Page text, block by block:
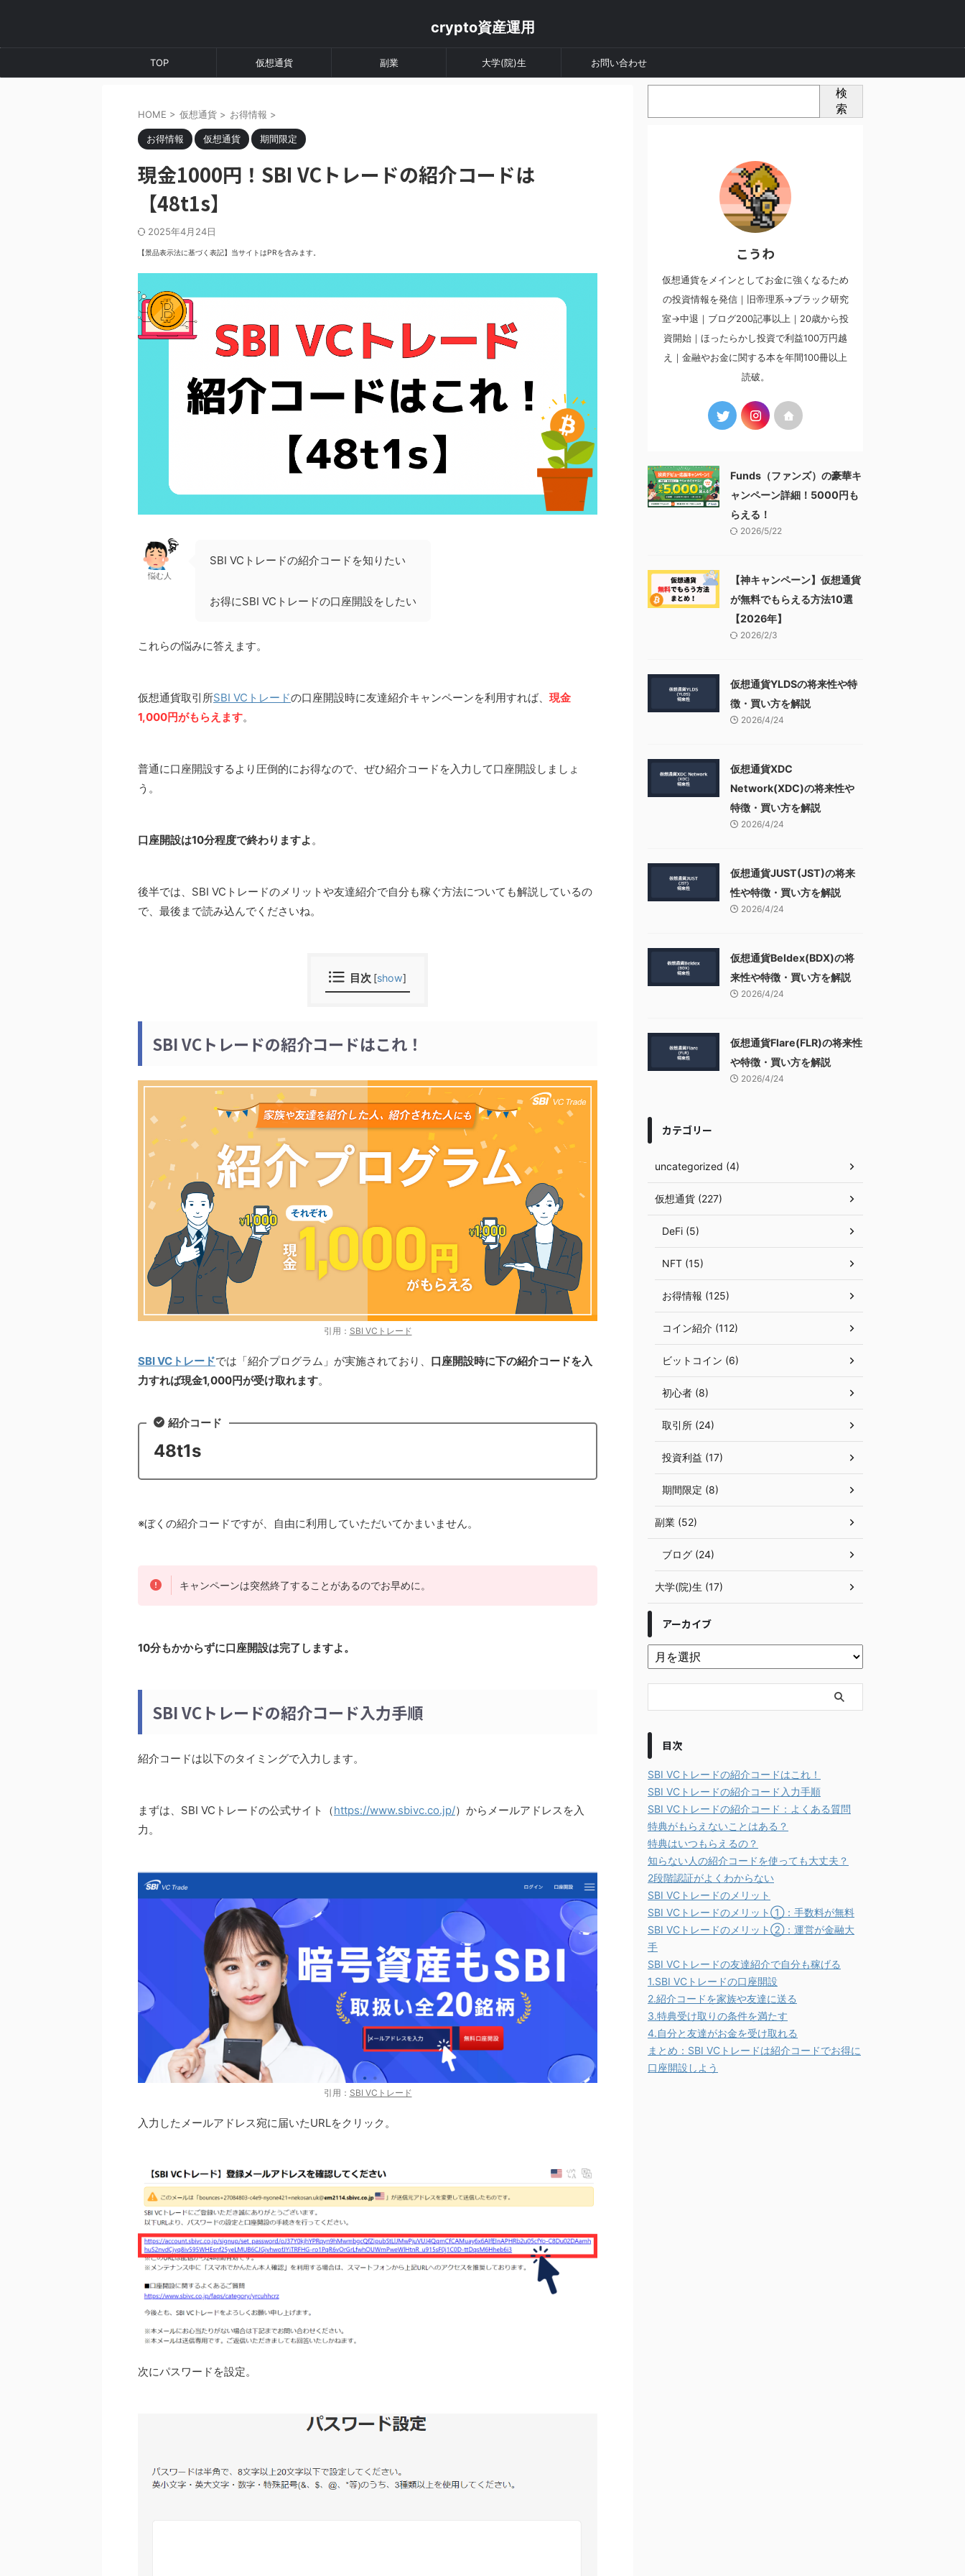
crypto資産運用
TOP 仮想通貨 副業 大学(院)生 お問い合わせ
HOME > 仮想通貨 > お得情報 >
お得情報 仮想通貨 期間限定
現金1000円！SBI VCトレードの紹介コードは
【48t1s】
2025年4月24日
【景品表示法に基づく表記】当サイトはPRを含みます。
悩む人
SBI VCトレードの紹介コードを知りたい
お得にSBI VCトレードの口座開設をしたい
これらの悩みに答えます。
仮想通貨取引所SBI VCトレードの口座開設時に友達紹介キャンペーンを利用すれば、 現金
1,000円がもらえます。
普通に口座開設するより圧倒的にお得なので、ぜひ紹介コードを入力して口座開設しましょ
う。
口座開設は10分程度で終わりますよ。
後半では、SBI VCトレードのメリットや友達紹介で自分も稼ぐ方法についても解説しているの
で、最後まで読み込んでくださいね。
目次 [show]
SBI VCトレードの紹介コードはこれ！
引用： SBI VCトレード
SBI VCトレードでは「紹介プログラム」が実施されており、 口座開設時に下の紹介コードを入
力すれば現金1,000円が受け取れます。
紹介コード
48t1s
※ぼくの紹介コードですが、自由に利用していただいてかまいません。
キャンペーンは突然終了することがあるのでお早めに。
10分もかからずに口座開設は完了しますよ。
SBI VCトレードの紹介コード入力手順
紹介コードは以下のタイミングで入力します。
まずは、SBI VCトレードの公式サイト（https://www.sbivc.co.jp/）からメールアドレスを入
力。
引用： SBI VCトレード
入力したメールアドレス宛に届いたURLをクリック。
次にパスワードを設定。
検
索
こうわ
仮想通貨をメインとしてお金に強くなるため
の投資情報を発信｜旧帝理系→ブラック研究
室→中退｜ブログ200記事以上｜20歳から投
資開始｜ほったらかし投資で利益100万円越
え｜金融やお金に関する本を年間100冊以上
読破。
Funds（ファンズ）の豪華キ
ャンペーン詳細！5000円も
らえる！
2026/5/22
【神キャンペーン】仮想通貨
が無料でもらえる方法10選
【2026年】
2026/2/3
仮想通貨YLDSの将来性や特
徴・買い方を解説
2026/4/24
仮想通貨XDC
Network(XDC)の将来性や
特徴・買い方を解説
2026/4/24
仮想通貨JUST(JST)の将来
性や特徴・買い方を解説
2026/4/24
仮想通貨Beldex(BDX)の将
来性や特徴・買い方を解説
2026/4/24
仮想通貨Flare(FLR)の将来性
や特徴・買い方を解説
2026/4/24
カテゴリー
uncategorized (4)
仮想通貨 (227)
DeFi (5)
NFT (15)
お得情報 (125)
コイン紹介 (112)
ビットコイン (6)
初心者 (8)
取引所 (24)
投資利益 (17)
期間限定 (8)
副業 (52)
ブログ (24)
大学(院)生 (17)
アーカイブ
目次
SBI VCトレードの紹介コードはこれ！
SBI VCトレードの紹介コード入力手順
SBI VCトレードの紹介コード：よくある質問
特典がもらえないことはある？
特典はいつもらえるの？
知らない人の紹介コードを使っても大丈夫？
2段階認証がよくわからない
SBI VCトレードのメリット
SBI VCトレードのメリット①：手数料が無料
SBI VCトレードのメリット②：運営が金融大
手
SBI VCトレードの友達紹介で自分も稼げる
1.SBI VCトレードの口座開設
2.紹介コードを家族や友達に送る
3.特典受け取りの条件を満たす
4.自分と友達がお金を受け取れる
まとめ：SBI VCトレードは紹介コードでお得に
口座開設しよう